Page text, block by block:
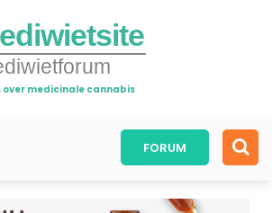
over medicinale cannabis
FORUM